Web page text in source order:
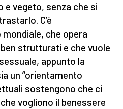
e vegeto, senza che si
C’è
mondiale, che opera
strutturati e che vuole
appunto la
un “orientamento
sostengono che ci
vogliono il benessere